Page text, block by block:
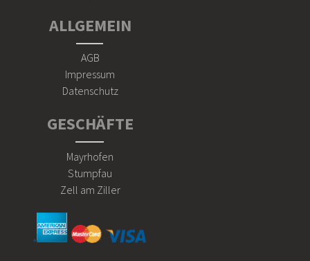
ALLGEMEIN
AGB
Impressum
Datenschutz
GESCHÄFTE
Mayrhofen
Stumpfau
Zell am Ziller